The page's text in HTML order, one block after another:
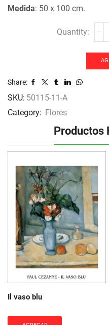
Medida: 50 x 100 cm.
Share:
SKU: 50115-11-A
Category: Flores
Productos
Il vaso blu